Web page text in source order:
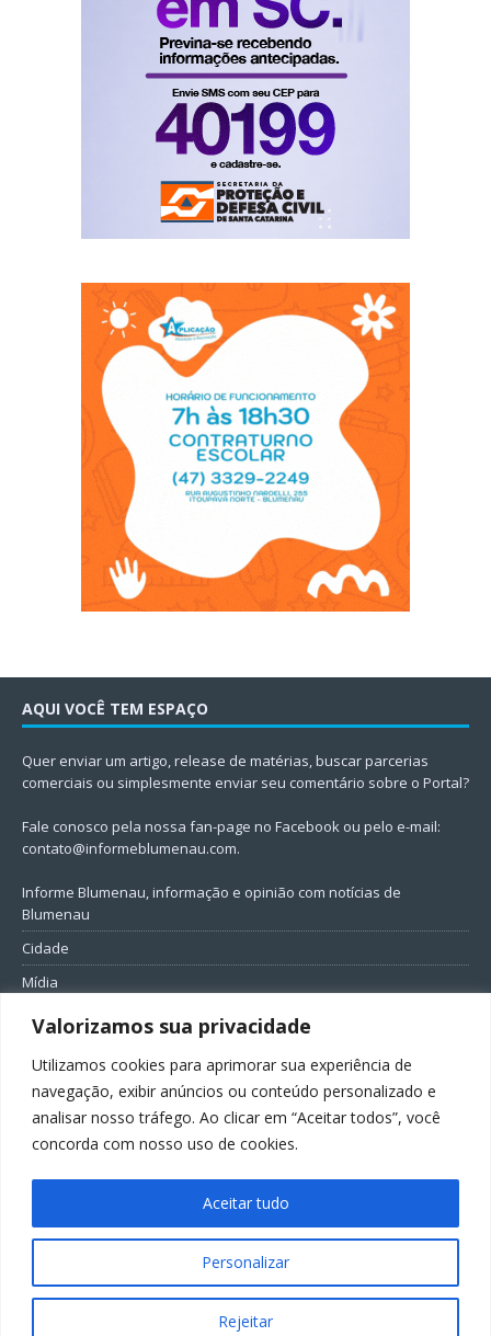
Valorizamos sua privacidade
Utilizamos cookies para aprimorar sua experiência de
navegação, exibir anúncios ou conteúdo personalizado e
analisar nosso tráfego. Ao clicar em “Aceitar todos”, você
concorda com nosso uso de cookies.
Personalizar
Rejeitar
Aceitar tudo
AQUI VOCÊ TEM ESPAÇO
Quer enviar um artigo, release de matérias, buscar parcerias
comerciais ou simplesmente enviar seu comentário sobre o Portal?
Fale conosco pela nossa fan-page no Facebook ou pelo e-mail:
contato@informeblumenau.com.
Informe Blumenau, informação e opinião com notícias de
Blumenau
Cidade
Mídia
Entretenimento
Política
Todos os direitos reservados ao Informe Blumenau